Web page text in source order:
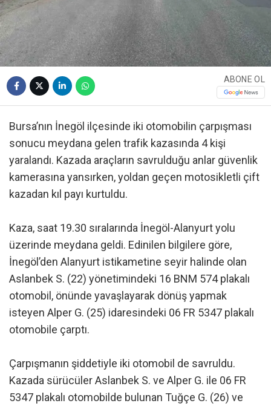
ABONE OL
Bursa’nın İnegöl ilçesinde iki otomobilin çarpışması
sonucu meydana gelen trafik kazasında 4 kişi
yaralandı. Kazada araçların savrulduğu anlar güvenlik
kamerasına yansırken, yoldan geçen motosikletli çift
kazadan kıl payı kurtuldu.
Kaza, saat 19.30 sıralarında İnegöl-Alanyurt yolu
üzerinde meydana geldi. Edinilen bilgilere göre,
İnegöl’den Alanyurt istikametine seyir halinde olan
Aslanbek S. (22) yönetimindeki 16 BNM 574 plakalı
otomobil, önünde yavaşlayarak dönüş yapmak
isteyen Alper G. (25) idaresindeki 06 FR 5347 plakalı
otomobile çarptı.
Çarpışmanın şiddetiyle iki otomobil de savruldu.
Kazada sürücüler Aslanbek S. ve Alper G. ile 06 FR
5347 plakalı otomobilde bulunan Tuğçe G. (26) ve